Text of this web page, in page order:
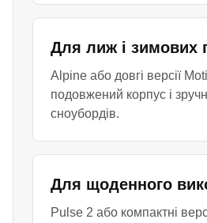
Для лиж і зимових
Alpine або довгі версії
подовжений корпус і
сноубордів.
Для щоденного
Pulse 2 або компактні